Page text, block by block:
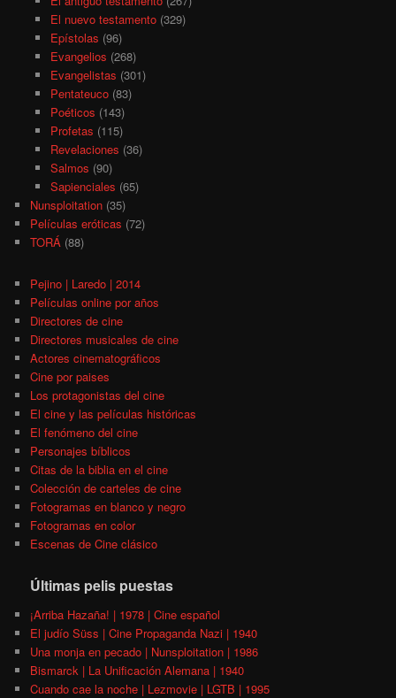
El nuevo testamento(329)
Epístolas (96)
Evangelios (268)
Evangelistas (301)
Pentateuco(83)
Poéticos (143)
Profetas (115)
Revelaciones (36)
Salmos (90)
Sapienciales (65)
Nunsploitation (35)
Películas eróticas (72)
TORÁ (88)
Pejino | Laredo | 2014
Películas online por años
Directores de cine
Directores musicales de cine
Actores cinematográficos
Cine por paises
Los protagonistas del cine
El cine y las películas históricas
El fenómeno del cine
Personajes bíblicos
Citas de la biblia en el cine
Colección de carteles de cine
Fotogramas en blanco y negro
Fotogramas en color
Escenas de Cine clásico
Últimas pelis puestas
¡Arriba Hazaña! | 1978 | Cine español
El judío Süss | Cine Propaganda Nazi | 1940
Una monja en pecado | Nunsploitation | 1986
Bismarck | La Unificación Alemana | 1940
Cuando cae la noche | Lezmovie | LGTB | 1995